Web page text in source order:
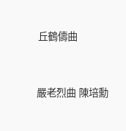
丘鶴儔曲
嚴老烈曲 陳培勳